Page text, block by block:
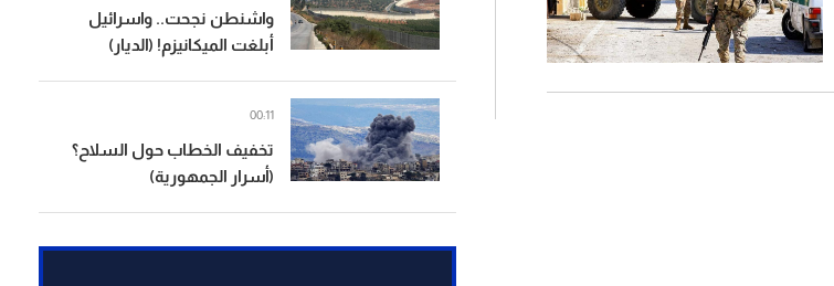
واشنطن نجحت.. واسرائيل
أبلغت الميكانيزم! (الديار)
تخفيف الخطاب حول السلاح؟
(أسرار الجمهورية)
00:11